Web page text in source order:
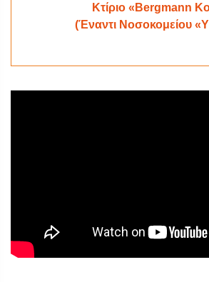
Κτίριο «Bergmann
(Έναντι Νοσοκομείου